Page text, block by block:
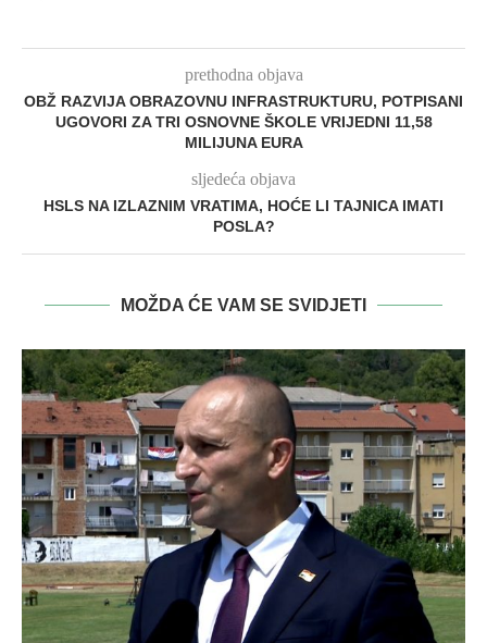
prethodna objava
OBŽ RAZVIJA OBRAZOVNU INFRASTRUKTURU, POTPISANI
UGOVORI ZA TRI OSNOVNE ŠKOLE VRIJEDNI 11,58
MILIJUNA EURA
sljedeća objava
HSLS NA IZLAZNIM VRATIMA, HOĆE LI TAJNICA IMATI
POSLA?
MOŽDA ĆE VAM SE SVIDJETI